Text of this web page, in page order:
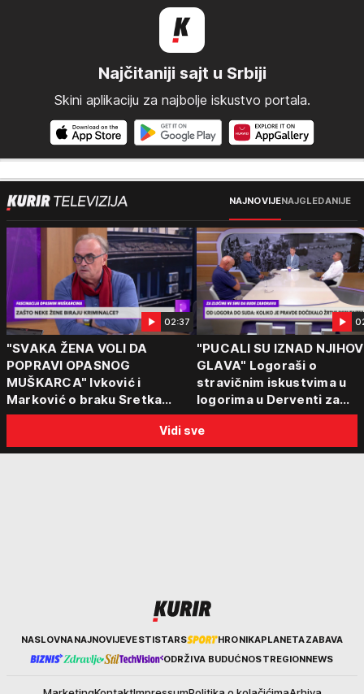
Najčitaniji sajt u Srbiji
Skini aplikaciju za najbolje iskustvo portala.
NAJNOVIJENAJGLEDANIJE
02:37
"SVAKA ŽENA VOLI DA
POPRAVI OPASNOG
MUŠKARCA" Ivković i
Marković o braku Sretka
Kalinića i fenomenu žena koje
biraju kriminalce: "Neće sa
nekim ko nema para"
"PUCALI SU IZNAD
GLAVA" Logoraši o
stravičnim iskustvima u
logorima u Derventi za
emisiju "Puls Srbije
"Tada je počela velika
tortura..."
Vidi sve
KurirNASLOVNANAJNOVIJEVESTISTARS HRONIKAPLANETAZABAVA
ODRŽIVA BUDUĆNOSTREGIONNEWS